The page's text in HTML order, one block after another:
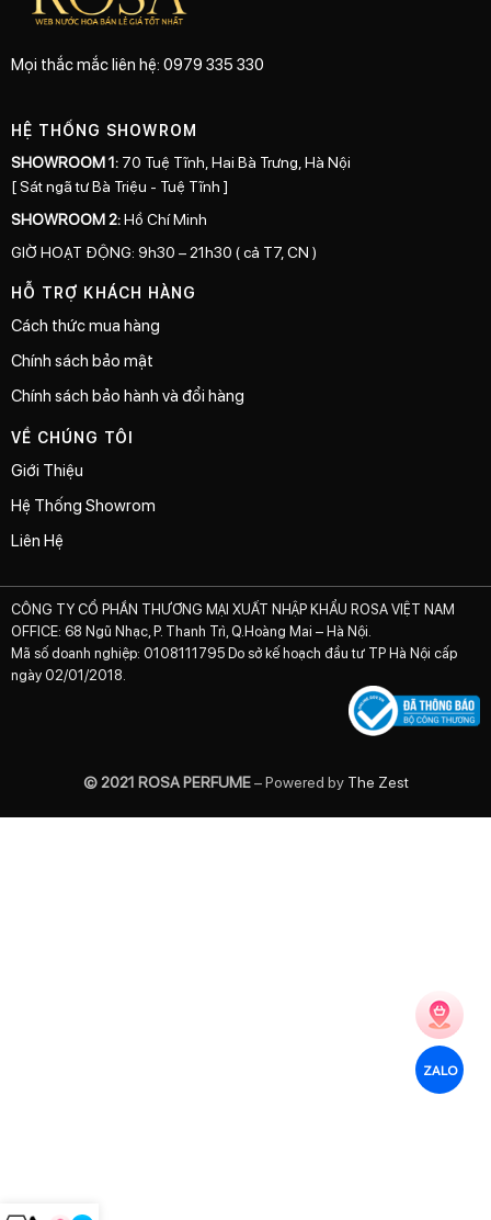
ZALO
Mọi thắc mắc liên hệ: 0979 335 330
HỆ THỐNG SHOWROM
SHOWROOM 1: 70 Tuệ Tĩnh, Hai Bà Trưng, Hà Nội
[ Sát ngã tư Bà Triệu - Tuệ Tĩnh ]
SHOWROOM 2:Hồ Chí Minh
GIỜ HOẠT ĐỘNG: 9h30 – 21h30 ( cả T7, CN )
HỖ TRỢ KHÁCH HÀNG
Cách thức mua hàng
Chính sách bảo mật
Chính sách bảo hành và đổi hàng
VỀ CHÚNG TÔI
Giới Thiệu
Hệ Thống Showrom
Liên Hệ
CÔNG TY CỔ PHẦN THƯƠNG MẠI XUẤT NHẬP KHẨU ROSA VIỆT NAM
OFFICE: 68 Ngũ Nhạc, P. Thanh Trì, Q.Hoàng Mai – Hà Nội.
Mã số doanh nghiệp: 0108111795 Do sở kế hoạch đầu tư TP Hà Nội cấp
ngày 02/01/2018.
© 2021 ROSA PERFUME– Powered byThe Zest